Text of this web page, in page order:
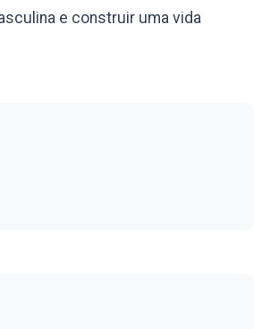
e construir uma vida